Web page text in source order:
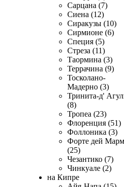
Сарцана (7)
Сиена (12)
Сиракузы (10)
Сирмионе (6)
Специя (5)
Стреза (11)
Таормина (3)
Террачина (9)
Тосколано-
Мадерно (3)
Тринита-д'
(8)
Тропеа (23)
Флоренция (51)
Фоллоника (3)
Форте дей
(25)
Чезантико (7)
Чинкуале (2)
на Кипре